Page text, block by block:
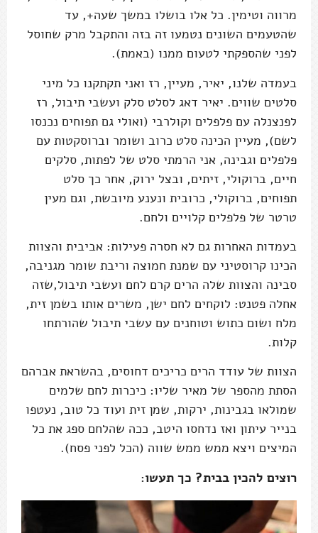
מרווה וטימין. כל אלו בושלו במשך שעה+, עד
שהטעמים השונים נטמעו זה בזה והתקבל מרק שחוסל
לפני שהספקתי לטעום ממנו (באמת).
בעמדה שלנו, יאיר, מעיין, רז ואני תקתקנו כל מיני
סלטים שווים. יאיר דאג לסלט סלק ועשבי תיבול, רז
לפנצנלה עם פלפלים וקולרבי (ואולי גם תפוחים נכנסו
לשם), מעיין הכינה סלט כרוב ושומר וברוסקטות עם
פלפלים וגבינה, אני הרמתי סלט של לפתות, סלקים
חיים, ברוקולי, זיתים, ובצל ירוק, אחר כך סלט
תפוחים, ברוקולי, כרובית ונענע מיובשת, וגם מעין
טרטר של פלפלים קלויים ולחם.
בעמדות האחרות גם לא חסרה פעילות: אביבית והצוות
הכינו קרוסטיני עם שמנת חמוצה וריבת שומר מגניבה,
סבינה והצוות שלה הרים קרם לחם ועשבי תיבול,שזה
אחלה פטנט: לוקחים לחם ישן, משרים אותו בשמן זית,
מלח ושום כתוש וטוחנים עם עשבי תיבול שהורתחו
קלות.
הצוות של עודד הרים כריכים דחוסים, בהשראת אברהם
הסתת מהספר של מאיר שליו: כיכרות לחם שלמים
שמולאו בגבינות, ירקות, שמן זית ועוד כל טוב, נעטפו
בנייר עיתון ואז נדחסו היטב, ככה שהלחם ספג את כל
המיצים ויצא ממש ממש שווה (הכל לפני פסח).
רוצים להכין בבית? כך תעשו: